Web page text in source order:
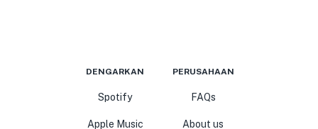
DENGARKAN
Spotify
Apple Music
PERUSAHAAN
FAQs
About us